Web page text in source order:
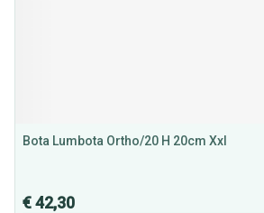
Bota Lumbota Ortho/20 H 20cm Xxl
€ 42,30